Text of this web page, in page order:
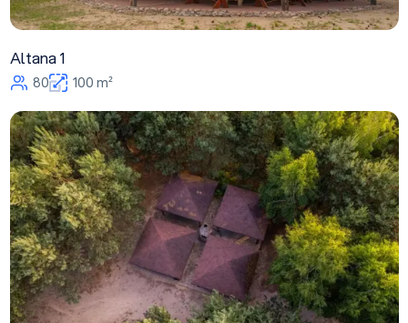
Altana 1
80 100 m²